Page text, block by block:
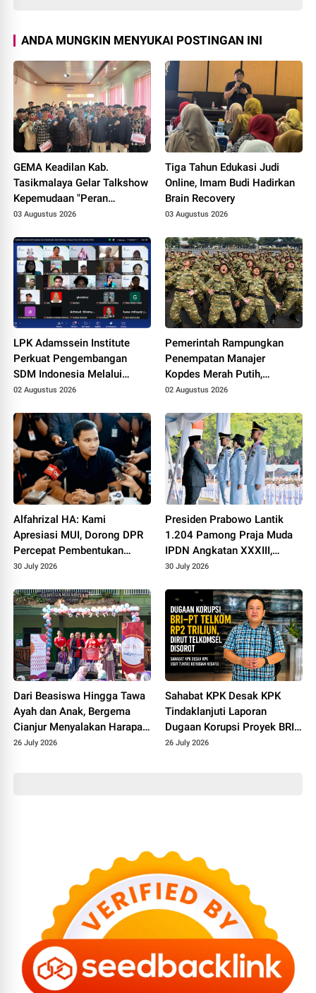
ANDA MUNGKIN MENYUKAI POSTINGAN INI
GEMA Keadilan Kab.
Tasikmalaya Gelar Talkshow
Kepemudaan "Peran
Strategis Pemuda dalam
Post-Truth"
03 Augustus 2026
Tiga Tahun Edukasi Judi
Online, Imam Budi Hadirkan
Brain Recovery
03 Augustus 2026
LPK Adamssein Institute
Perkuat Pengembangan
SDM Indonesia Melalui
Pelatihan Psikoterapi Islam
Berbasis Kompetensi
02 Augustus 2026
Pemerintah Rampungkan
Penempatan Manajer
Kopdes Merah Putih,
Anggaran Gaji Berpotensi
02 Augustus 2026
Alfahrizal HA: Kami
Apresiasi MUI, Dorong DPR
Percepat Pembentukan
Sanksi Pidana Pelaku
30 July 2026
Presiden Prabowo Lantik
1.204 Pamong Praja Muda
IPDN Angkatan XXXIII,
Tekankan Integritas dan
30 July 2026
Dari Beasiswa Hingga Tawa
Ayah dan Anak, Bergema
Cianjur Menyalakan Harapan
Keluarga
26 July 2026
Sahabat KPK Desak KPK
Tindaklanjuti Laporan
Dugaan Korupsi Proyek BRI–
PT Telkom, Nilai Kerugian
26 July 2026